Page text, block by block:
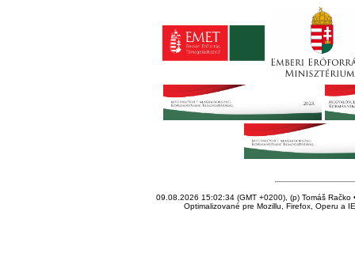
09.08.2026 15:02:34 (GMT +0200), (p) Tomáš Račko
Optimalizované pre Mozillu, Firefox, Operu a